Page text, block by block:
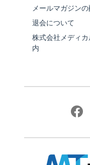
メールマガジン
退会について
株式会社メディ
内